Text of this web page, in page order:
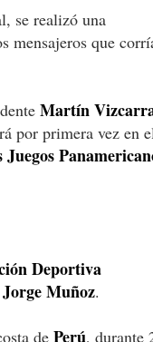
se realizó una
mensajeros que
Martín
por primera vez en
Deportiva
JorgeMuñoz.
de Perú, durante